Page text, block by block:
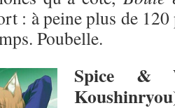
: à peine plus de 120
Poubelle.
Spice &